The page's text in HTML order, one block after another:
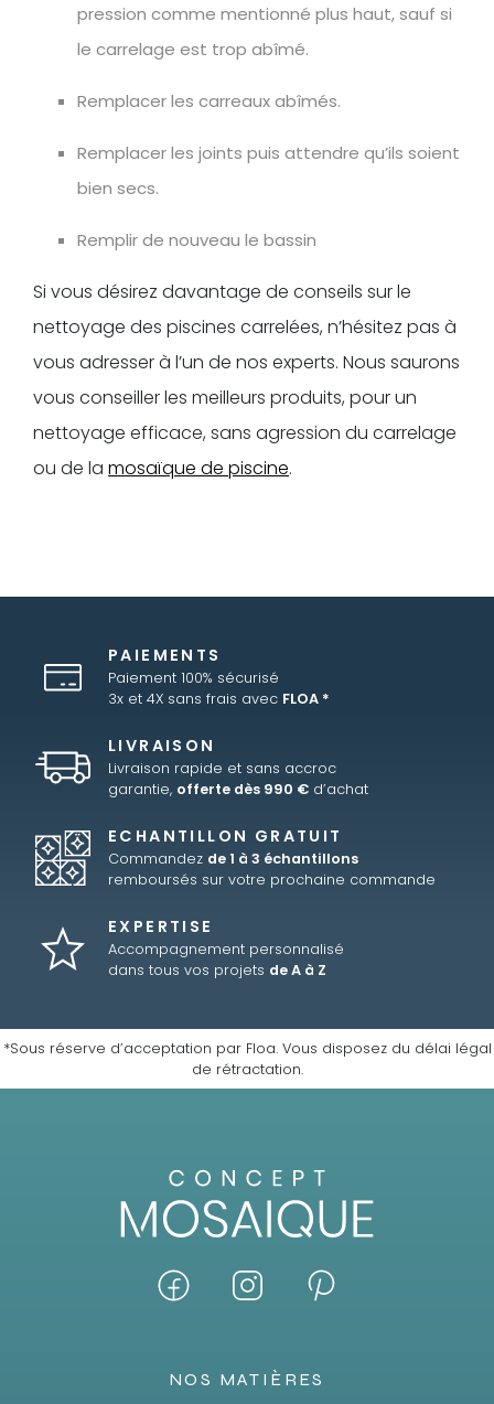
pression comme mentionné plus haut, sauf si
le carrelage est trop abîmé.
Remplacer les carreaux abîmés.
Remplacer les joints puis attendre qu’ils soient
bien secs.
Remplir de nouveau le bassin
Si vous désirez davantage de conseils sur le
nettoyage des piscines carrelées, n’hésitez pas à
vous adresser à l’un de nos experts. Nous saurons
vous conseiller les meilleurs produits, pour un
nettoyage efficace, sans agression du carrelage
ou de la mosaïque de piscine.
PAIEMENTS
Paiement 100% sécurisé
3x et 4X sans frais avec FLOA *
LIVRAISON
Livraison rapide et sans accroc
garantie, offerte dès 990 € d’achat
ECHANTILLON GRATUIT
Commandez de 1 à 3 échantillons
remboursés sur votre prochaine commande
EXPERTISE
Accompagnement personnalisé
dans tous vos projets de A à Z
*Sous réserve d’acceptation par Floa. Vous disposez du délai légal
de rétractation.
NOS MATIÈRES